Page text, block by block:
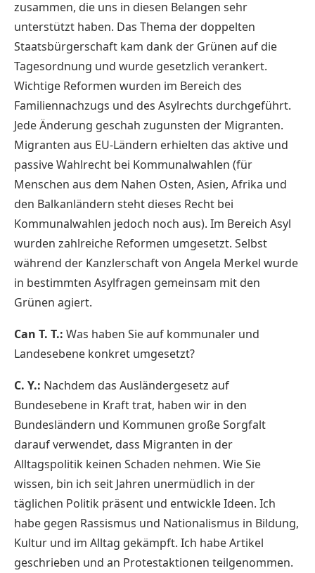
zusammen, die uns in diesen Belangen sehr
unterstützt haben. Das Thema der doppelten
Staatsbürgerschaft kam dank der Grünen auf die
Tagesordnung und wurde gesetzlich verankert.
Wichtige Reformen wurden im Bereich des
Familiennachzugs und des Asylrechts durchgeführt.
Jede Änderung geschah zugunsten der Migranten.
Migranten aus EU-Ländern erhielten das aktive und
passive Wahlrecht bei Kommunalwahlen (für
Menschen aus dem Nahen Osten, Asien, Afrika und
den Balkanländern steht dieses Recht bei
Kommunalwahlen jedoch noch aus). Im Bereich Asyl
wurden zahlreiche Reformen umgesetzt. Selbst
während der Kanzlerschaft von Angela Merkel wurde
in bestimmten Asylfragen gemeinsam mit den
Grünen agiert.
Can T. T.: Was haben Sie auf kommunaler und
Landesebene konkret umgesetzt?
C. Y.: Nachdem das Ausländergesetz auf
Bundesebene in Kraft trat, haben wir in den
Bundesländern und Kommunen große Sorgfalt
darauf verwendet, dass Migranten in der
Alltagspolitik keinen Schaden nehmen. Wie Sie
wissen, bin ich seit Jahren unermüdlich in der
täglichen Politik präsent und entwickle Ideen. Ich
habe gegen Rassismus und Nationalismus in Bildung,
Kultur und im Alltag gekämpft. Ich habe Artikel
geschrieben und an Protestaktionen teilgenommen.